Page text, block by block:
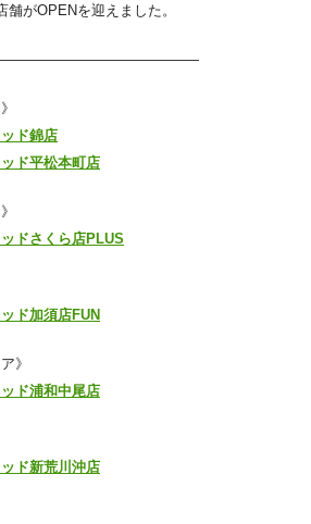
がOPENを迎えました。
ド錦店
ド平松本町店
ドさくら店PLUS
ド加須店FUN
》
ド浦和中尾店
ド新荒川沖店